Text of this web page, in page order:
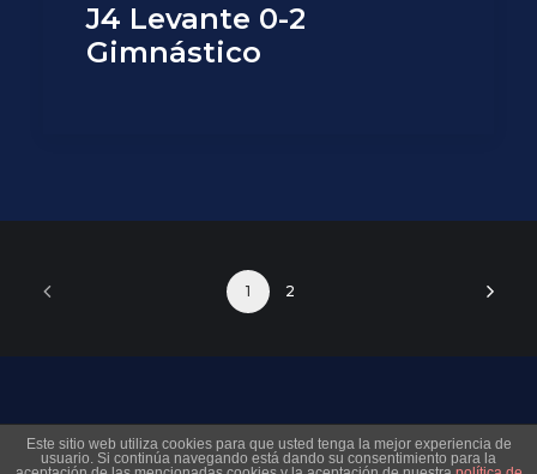
J4 Levante 0-2
Gimnástico
1 2
© 2026 Museo Virtual Levante UD. All rights reserved
Este sitio web utiliza cookies para que usted tenga la mejor experiencia de
usuario. Si continúa navegando está dando su consentimiento para la